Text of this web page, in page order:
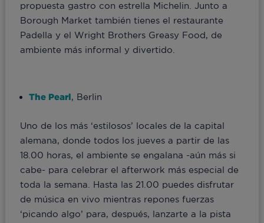
propuesta gastro con estrella Michelin. Junto a
Borough Market también tienes el restaurante
Padella y el Wright Brothers Greasy Food, de
ambiente más informal y divertido.
The Pearl, Berlin
Uno de los más ‘estilosos’ locales de la capital
alemana, donde todos los jueves a partir de las
18.00 horas, el ambiente se engalana -aún más si
cabe- para celebrar el afterwork más especial de
toda la semana. Hasta las 21.00 puedes disfrutar
de música en vivo mientras repones fuerzas
‘picando algo’ para, después, lanzarte a la pista